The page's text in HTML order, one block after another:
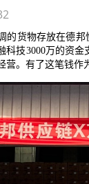
的货物存放在德
科技3000万的资金
营。有了这笔钱作